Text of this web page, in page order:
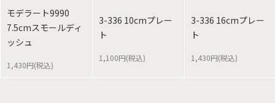
モデラート9990
7.5cmスモールディ
ッシュ
1,430円(税込)
3-336 10cmプレー
ト
1,100円(税込)
3-336 16cmプレー
ト
1,430円(税込)